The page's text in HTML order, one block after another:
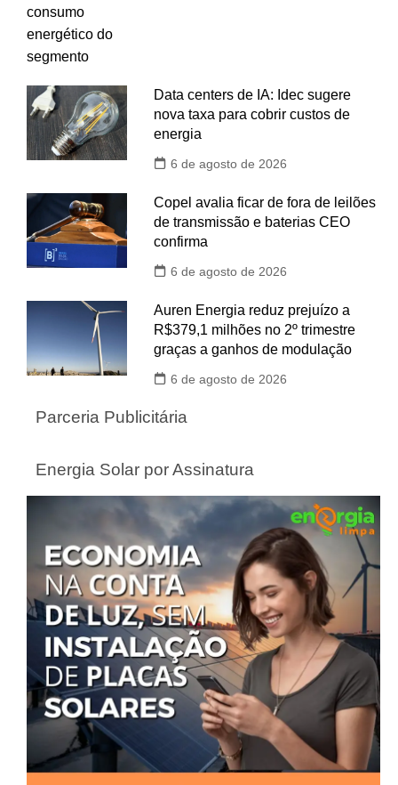
Data centers de IA: Idec sugere
nova taxa para cobrir custos de
energia
6 de agosto de 2026
Copel avalia ficar de fora de leilões
de transmissão e baterias CEO
confirma
6 de agosto de 2026
Auren Energia reduz prejuízo a
R$379,1 milhões no 2º trimestre
graças a ganhos de modulação
6 de agosto de 2026
Parceria Publicitária
Energia Solar por Assinatura